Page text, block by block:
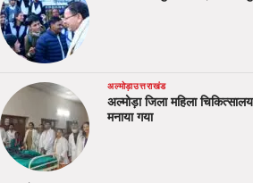
अल्मोड़ाउत्तराखंड
अल्मोड़ा जिला महिला
मनाया गया